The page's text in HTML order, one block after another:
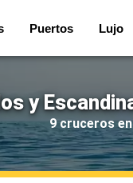
Puertos Lujo
y
9 cruceros